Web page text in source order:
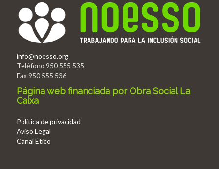
info@noesso.org
Teléfono 950 555 535
Fax 950 555 536
Página web financiada por Obra Social La
Caixa
Politica de privacidad
Aviso Legal
Canal Ético